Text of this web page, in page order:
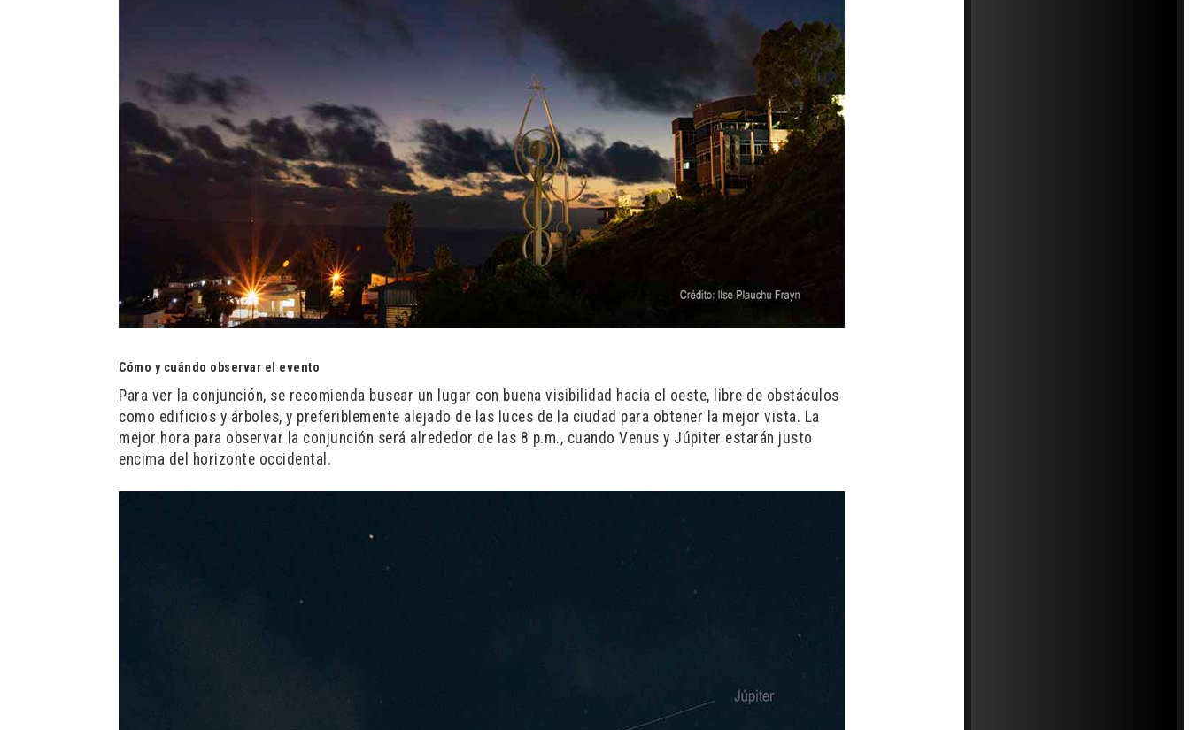
Cómo y cuándo observar el evento
Para ver la conjunción, se recomienda buscar un lugar con buena visibilidad hacia el oeste, libre de obstáculos
como edificios y árboles, y preferiblemente alejado de las luces de la ciudad para obtener la mejor vista. La
mejor hora para observar la conjunción será alrededor de las 8 p.m., cuando Venus y Júpiter estarán justo
encima del horizonte occidental.